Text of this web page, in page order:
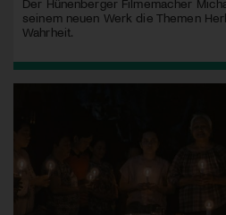
Der Hünenberger Filmemacher
seinem neuen Werk die Themen
Wahrheit.